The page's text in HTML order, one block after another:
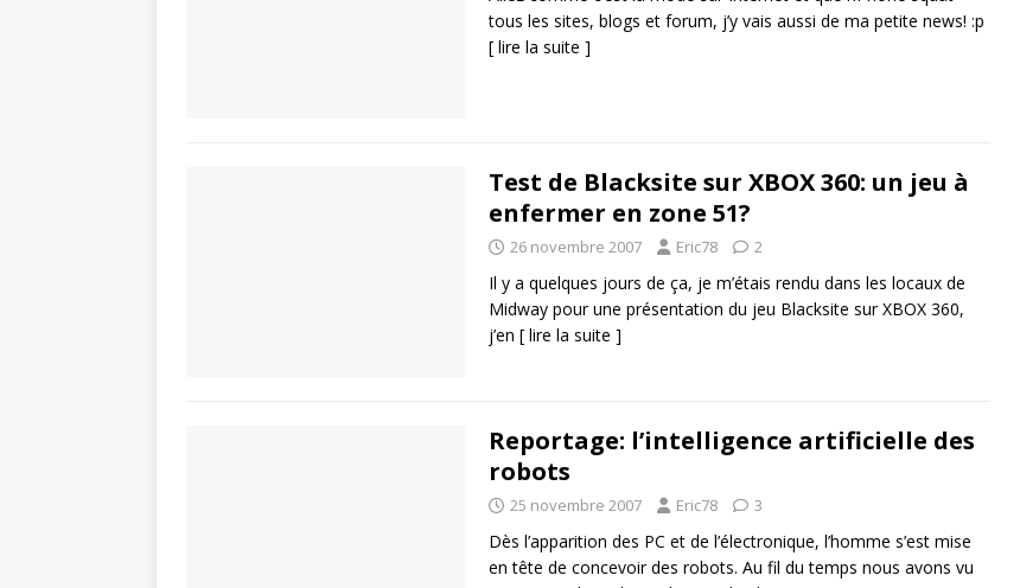
tous les sites, blogs et forum, j’y vais aussi de ma petite news! :p
[ lire la suite ]
Test de Blacksite sur XBOX 360: un jeu à
enfermer en zone 51?
26 novembre 2007 Eric78 2
Il y a quelques jours de ça, je m’étais rendu dans les locaux de
Midway pour une présentation du jeu Blacksite sur XBOX 360,
j’en [ lire la suite ]
Reportage: l’intelligence artificielle des
robots
25 novembre 2007 Eric78 3
Dès l’apparition des PC et de l’électronique, l’homme s’est mise
en tête de concevoir des robots. Au fil du temps nous avons vu